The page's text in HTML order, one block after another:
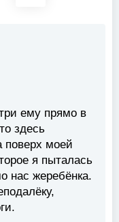
ему прямо в
здесь
поверх моей
я пыталась
нас жеребёнка.